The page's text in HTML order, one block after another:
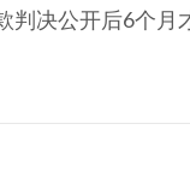
决公开后6个月